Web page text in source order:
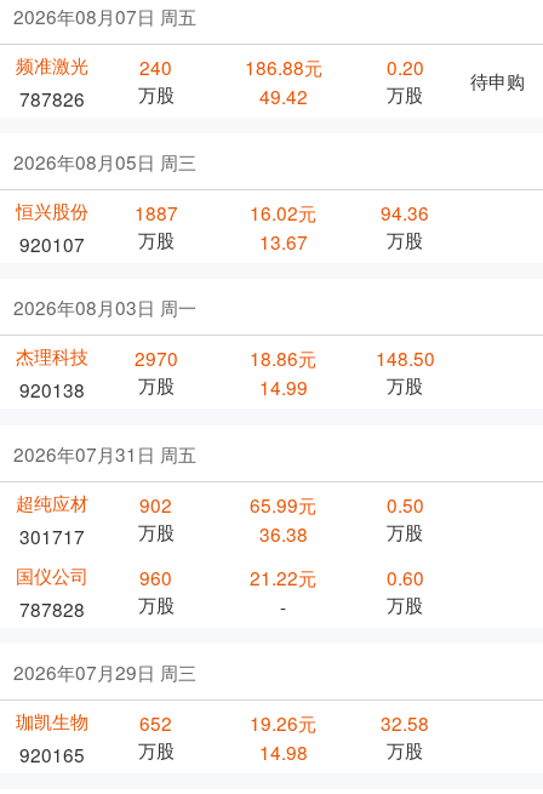
2026年08月07日 周五
频准激光
787826
240
万股
186.88元
49.42
0.20
万股
待申购
2026年08月05日 周三
恒兴股份
920107
1887
万股
16.02元
13.67
94.36
万股
2026年08月03日 周一
杰理科技
920138
2970
万股
18.86元
14.99
148.50
万股
2026年07月31日 周五
超纯应材
301717
902
万股
65.99元
36.38
0.50
万股
国仪公司
787828
960
万股
21.22元
-
0.60
万股
2026年07月29日 周三
珈凯生物
920165
652
万股
19.26元
14.98
32.58
万股